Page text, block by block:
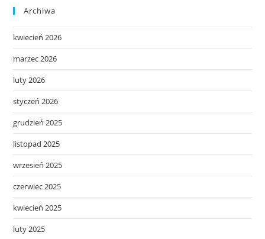
Archiwa
kwiecień 2026
marzec 2026
luty 2026
styczeń 2026
grudzień 2025
listopad 2025
wrzesień 2025
czerwiec 2025
kwiecień 2025
luty 2025